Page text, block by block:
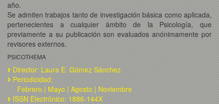
año.
Se admiten trabajos tanto de investigación básica como aplicada,
pertenecientes a cualquier ámbito de la Psicología, que
previamente a su publicación son evaluados anónimamente por
revisores externos.
PSICOTHEMA
Director: Laura E. Gómez Sánchez
Periodicidad:
Febrero | Mayo | Agosto | Noviembre
ISSN Electrónico: 1886-144X